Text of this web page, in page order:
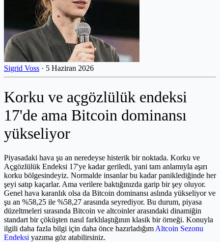
Sigrid Voss · 5 Haziran 2026
Korku ve açgözlülük endeksi
17'de ama Bitcoin dominansı
yükseliyor
Piyasadaki hava şu an neredeyse histerik bir noktada. Korku ve
Açgözlülük Endeksi 17'ye kadar geriledi, yani tam anlamıyla aşırı
korku bölgesindeyiz. Normalde insanlar bu kadar paniklediğinde her
şeyi satıp kaçarlar. Ama verilere baktığınızda garip bir şey oluyor.
Genel hava karanlık olsa da Bitcoin dominansı aslında yükseliyor ve
şu an %58,25 ile %58,27 arasında seyrediyor. Bu durum, piyasa
düzeltmeleri sırasında Bitcoin ve altcoinler arasındaki dinamiğin
standart bir çöküşten nasıl farklılaştığının klasik bir örneği. Konuyla
ilgili daha fazla bilgi için daha önce hazırladığım Altcoin Sezonu
Endeksi yazıma göz atabilirsiniz.